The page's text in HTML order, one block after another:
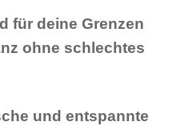
für deine Grenzen
ohne schlechtes
und entspannte